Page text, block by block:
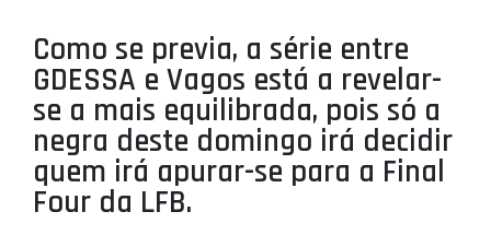
AGENTES
AGENDA
SELEÇÕES
MINIBASQUETE
ÁREA TÉCNICA
Como se previa, a série entre
GDESSA e Vagos está a revelar-
se a mais equilibrada, pois só a
negra deste domingo irá decidir
quem irá apurar-se para a Final
Four da LFB.